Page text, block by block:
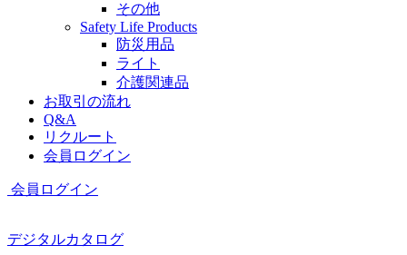
その他
Safety Life Products
防災用品
ライト
介護関連品
お取引の流れ
Q&A
リクルート
会員ログイン
会員ログイン
デジタルカタログ